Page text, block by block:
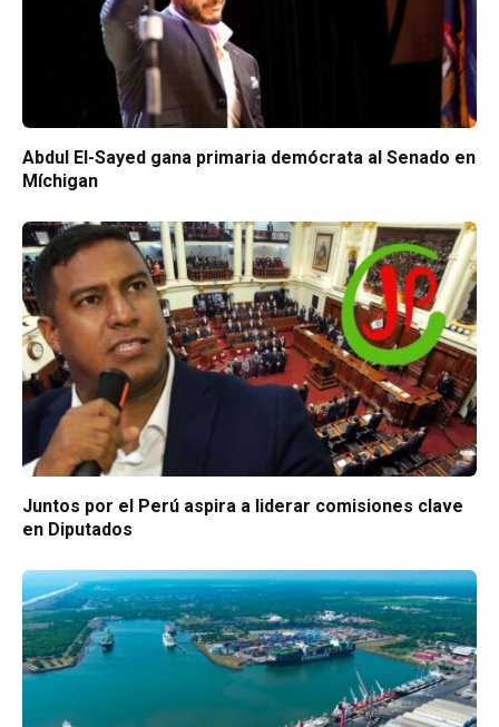
Abdul El-Sayed gana primaria demócrata al Senado en
Míchigan
Juntos por el Perú aspira a liderar comisiones clave
en Diputados